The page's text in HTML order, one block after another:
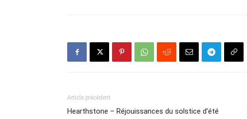
Article précédent
Hearthstone – Réjouissances du solstice d’été